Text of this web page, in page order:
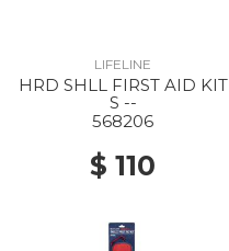
LIFELINE
HRD SHLL FIRST AID KIT
S --
568206
$ 110